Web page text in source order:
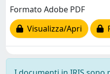
Formato Adobe PDF
Visualizza/Apri